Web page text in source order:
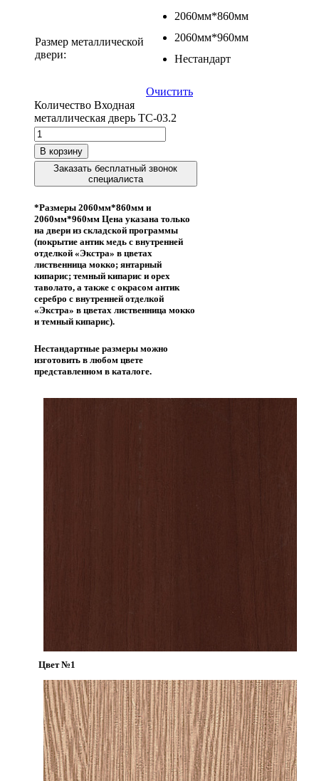
Размер металлической
двери:
2060мм*860мм
2060мм*960мм
Нестандарт
Очистить
Количество Входная
металлическая дверь ТС-03.2
В корзину
Заказать бесплатный звонок
специалиста
*Размеры 2060мм*860мм и
2060мм*960мм Цена указана только
на двери из складской программы
(покрытие антик медь с внутренней
отделкой «Экстра» в цветах
лиственница мокко; янтарный
кипарис; темный кипарис и орех
таволато, а также с окрасом антик
серебро с внутренней отделкой
«Экстра» в цветах лиственница мокко
и темный кипарис).
Нестандартные размеры можно
изготовить в любом цвете
представленном в каталоге.
Цвет №1